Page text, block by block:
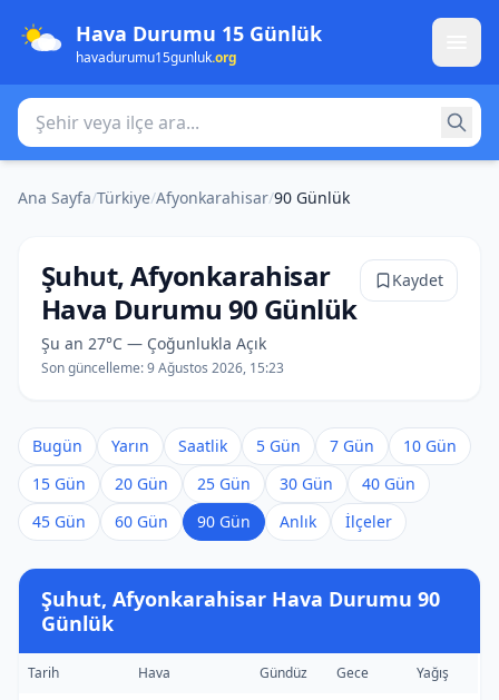
Hava Durumu 15 Günlük
havadurumu15gunluk.org
Şehir veya ilçe ara
Ana Sayfa/Türkiye/Afyonkarahisar/90 Günlük
Şuhut, Afyonkarahisar
Hava Durumu 90 Günlük
Şu an 27°C — Çoğunlukla Açık
Son güncelleme:9 Ağustos 2026, 15:23
Kaydet
Bugün Yarın Saatlik 5 Gün 7 Gün
10 Gün
15 Gün
20 Gün 25 Gün 30 Gün
40 Gün
45 Gün
60 Gün 90 Gün Anlık İlçeler
Şuhut, Afyonkarahisar Hava Durumu 90
Günlük
Tarih Hava Gündüz Gece Yağış